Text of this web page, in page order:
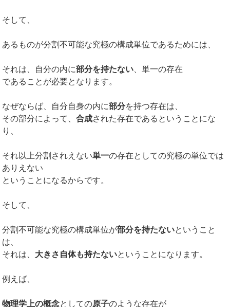
そして、
あるものが分割不可能な究極の構成単位であるためには、
それは、自分の内に部分を持たない 、単一の存在
であることが必要となります。
なぜならば、自分自身の内に部分を持つ存在は、
その部分によって、合成された存在であるということにな
り、
それ以上分割されえない単一の存在としての究極の単位では
ありえない
ということになるからです。
そして、
分割不可能な究極の構成単位が部分を持たないということ
は、
それは、 大きさ自体も持たないということになります。
例えば、
物理学上の概念としての原子のような存在が